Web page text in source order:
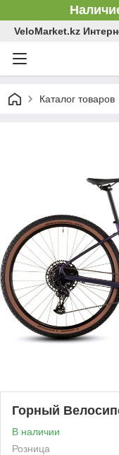
VeloMarket.kz
Каталог товаров
Горный
В наличии
Розница